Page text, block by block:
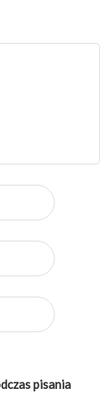
pisania